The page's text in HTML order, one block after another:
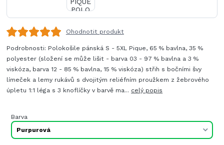
Ohodnotit produkt
Podrobnosti: Polokošile pánská S - 5XL Pique, 65 % bavlna, 35 %
polyester (složení se může lišit - barva 03 - 97 % bavlna a 3 %
viskóza, barva 12 - 85 % bavlna, 15 % viskóza) střih s bočními švy
límeček a lemy rukávů s dvojitým reliéfním proužkem z žebrového
úpletu 1:1 léga s 3 knoflíčky v barvě ma... celý popis
Barva